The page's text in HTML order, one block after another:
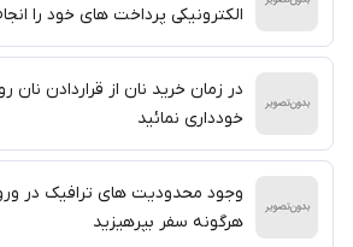
الکترونیکی پرداخت های خود را
در زمان خرید نان از قراردادن نان
خودداری نمائید
وجود محدودیت های ترافیک در
هرگونه سفر بپرهیزید